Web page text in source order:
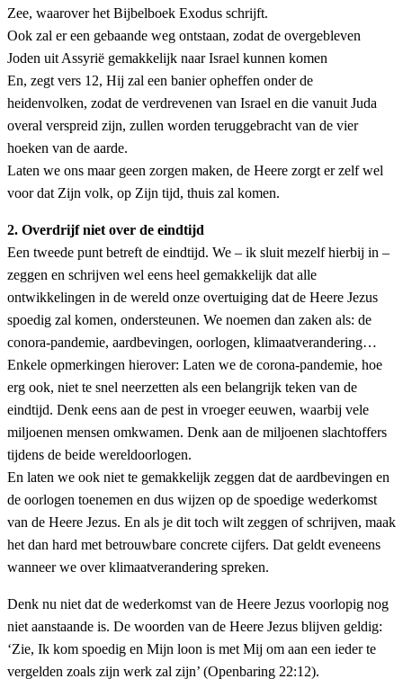
Zee, waarover het Bijbelboek Exodus schrijft.
Ook zal er een gebaande weg ontstaan, zodat de overgebleven
Joden uit Assyrië gemakkelijk naar Israel kunnen komen
En, zegt vers 12, Hij zal een banier opheffen onder de
heidenvolken, zodat de verdrevenen van Israel en die vanuit Juda
overal verspreid zijn, zullen worden teruggebracht van de vier
hoeken van de aarde.
Laten we ons maar geen zorgen maken, de Heere zorgt er zelf wel
voor dat Zijn volk, op Zijn tijd, thuis zal komen.
2. Overdrijf niet over de eindtijd
Een tweede punt betreft de eindtijd. We – ik sluit mezelf hierbij in –
zeggen en schrijven wel eens heel gemakkelijk dat alle
ontwikkelingen in de wereld onze overtuiging dat de Heere Jezus
spoedig zal komen, ondersteunen. We noemen dan zaken als: de
conora-pandemie, aardbevingen, oorlogen, klimaatverandering…
Enkele opmerkingen hierover: Laten we de corona-pandemie, hoe
erg ook, niet te snel neerzetten als een belangrijk teken van de
eindtijd. Denk eens aan de pest in vroeger eeuwen, waarbij vele
miljoenen mensen omkwamen. Denk aan de miljoenen slachtoffers
tijdens de beide wereldoorlogen.
En laten we ook niet te gemakkelijk zeggen dat de aardbevingen en
de oorlogen toenemen en dus wijzen op de spoedige wederkomst
van de Heere Jezus. En als je dit toch wilt zeggen of schrijven, maak
het dan hard met betrouwbare concrete cijfers. Dat geldt eveneens
wanneer we over klimaatverandering spreken.
Denk nu niet dat de wederkomst van de Heere Jezus voorlopig nog
niet aanstaande is. De woorden van de Heere Jezus blijven geldig:
‘Zie, Ik kom spoedig en Mijn loon is met Mij om aan een ieder te
vergelden zoals zijn werk zal zijn’ (Openbaring 22:12).